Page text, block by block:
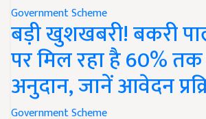
Government Scheme
बड़ी खुशखबरी! बकरी
पर मिल रहा है 60% तक
अनुदान, जानें आवेदन
Government Scheme